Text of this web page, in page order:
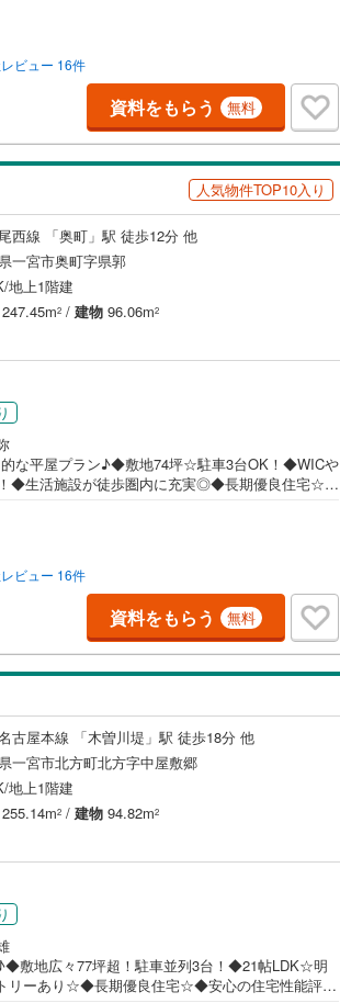
内について■□■□＜本日見学OK！＞希望日時が決
年中無休でご案内致します（年末年始を除く）水
わりでもご案内致します。ご相談下さい。□■□■店
ズルームを完備しております。日頃ゆっくり検討
さい。□■□■ローンのご相談について■□■□物件選び
方、お気軽にお問合せ下さい。経験豊富なスタッ
ッフ一同、お客様の住まい探しを全力でサポートさ
合せ下さい！
ビュー 16件
資料をもらう 無料
人気物件TOP10入り
西線 「奥町」駅 徒歩12分 他
一宮市奥町字県郭
地上1階建
2 / 建物 96.06m2
な平屋プラン♪◆敷地74坪☆駐車3台OK！◆WICや
◆生活施設が徒歩圏内に充実◎◆長期優良住宅☆◆
のご案内について■□■□＜本日見学OK！＞希望
下さい。年中無休でご案内致します（年末年始を
お仕事終わりでもご案内致します。ご相談下さ
舗内にキッズルームを完備しております。日頃
ぜひご利用下さい。□■□■ローンのご相談について■□
が聞きたい方、お気軽にお問合せ下さい。経験豊
ます。スタッフ一同、お客様の住まい探しを全力で
気軽にお問合せ下さい！
ビュー 16件
資料をもらう 無料
古屋本線 「木曽川堤」駅 徒歩18分 他
一宮市北方町北方字中屋敷郷
地上1階建
2 / 建物 94.82m2
敷地広々77坪超！駐車並列3台！◆21帖LDK☆明
リーあり☆◆長期優良住宅☆◆安心の住宅性能評価
知多郡南知多町 (0)
額田郡幸田町(0)
北設楽郡豊根村(0)
0）
対面キッチン（8）
床下収納（8）